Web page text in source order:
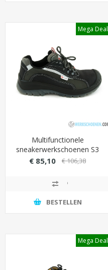
Mega Deal
Multifunctionele
sneakerwerkschoenen S3
Sixton Andalo low (antislip
€ 85,10 € 106,38
BESTELLEN
Mega Deal